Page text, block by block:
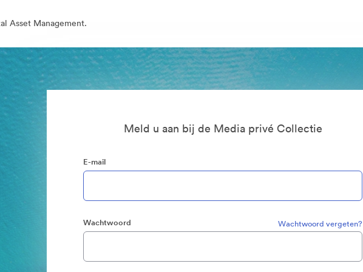
Asset Management.
Meld u aan bij de Media privé Collectie
E-mail
Wachtwoord Wachtwoord vergeten?